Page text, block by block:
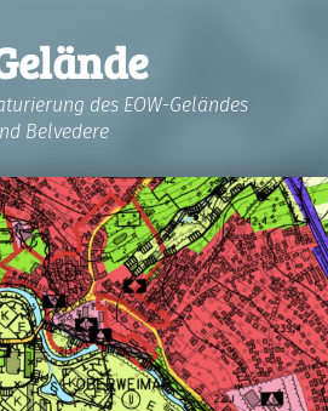
des EOW-Geländes
Belvedere